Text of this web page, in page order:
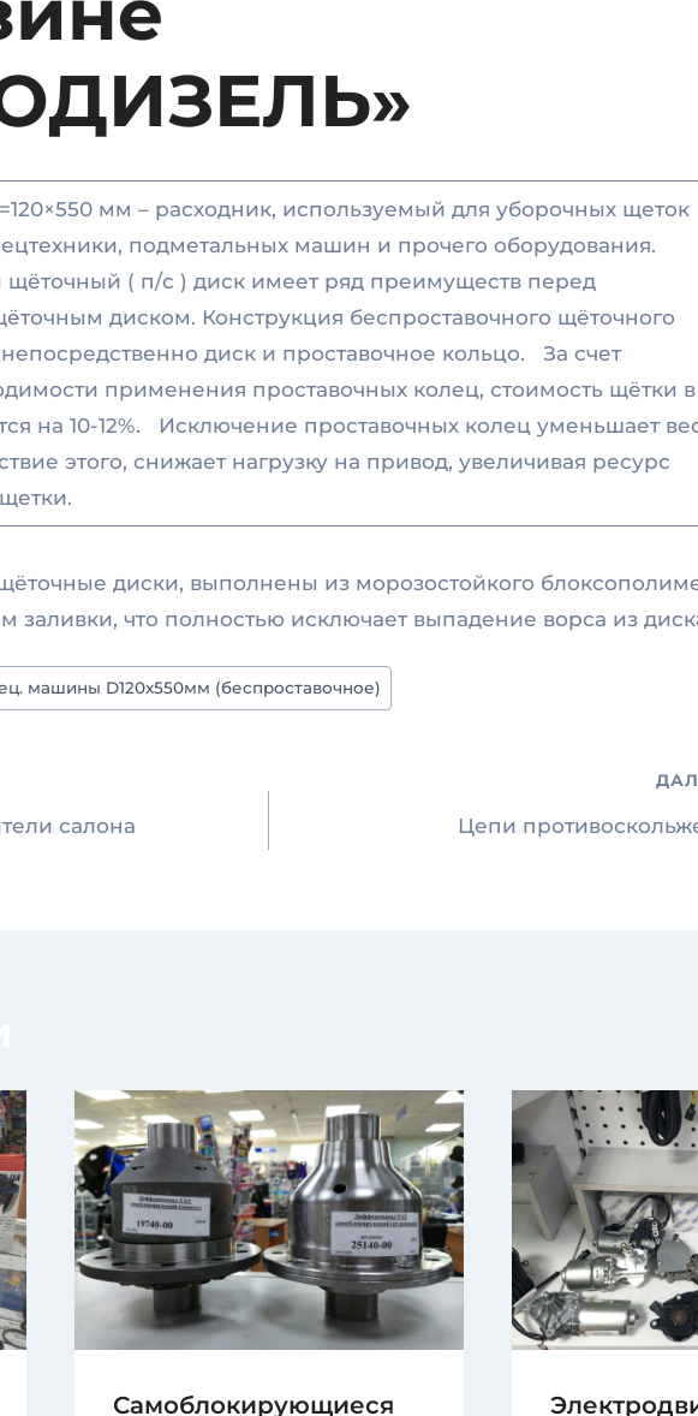
мм – расходник, используемый для уборочных щеток
подметальных машин и прочего оборудования.
щёточный ( п/с ) диск имеет ряд преимуществ перед
диском. Конструкция беспроставочного щёточного
диск и проставочное кольцо. За счет
применения проставочных колец, стоимость щётки в
на 10-12%. Исключение проставочных колец уменьшает
этого, снижает нагрузку на привод, увеличивая ресурс
диски, выполнены из морозостойкого
заливки, что полностью исключает выпадение ворса из
машины D120х550мм (беcпроставочное)
салона Цепи
Самоблокирующиеся